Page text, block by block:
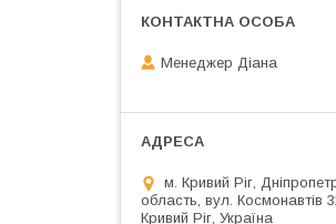
Менеджер Діана
м. Кривий Ріг,
область, вул. Космонавтів
Кривий Ріг, Україна